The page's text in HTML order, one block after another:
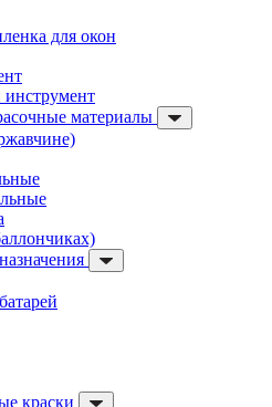
для окон
материалы
краски